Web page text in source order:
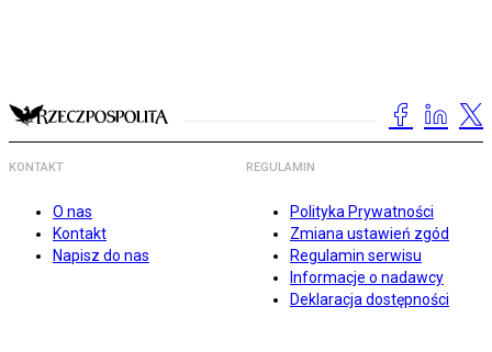
KONTAKT
O nas
Kontakt
Napisz do nas
REGULAMIN
Polityka Prywatności
Zmiana ustawień zgód
Regulamin serwisu
Informacje o nadawcy
Deklaracja dostępności